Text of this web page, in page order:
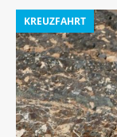
KREUZFAHRT